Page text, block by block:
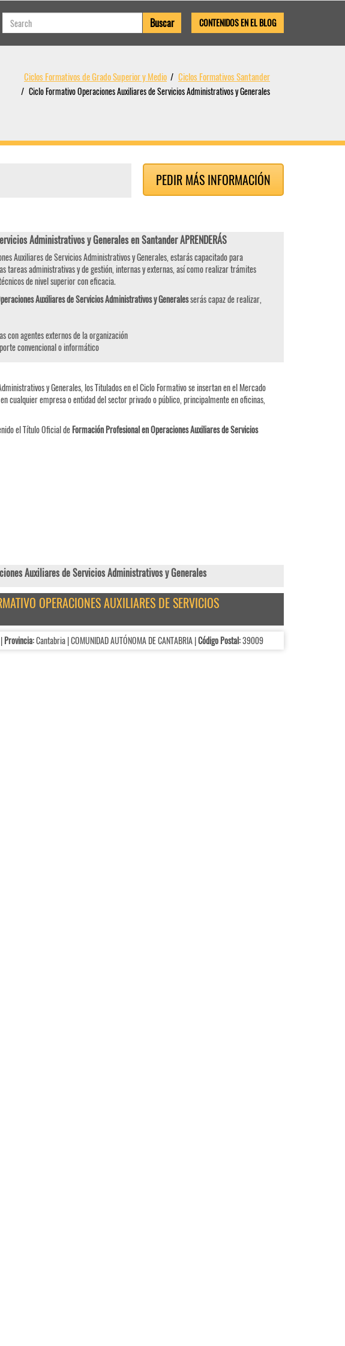
CONTENIDOS EN EL BLOG
Ciclos Formativos de Grado Superior y Medio Ciclos Formativos Santander
Ciclo Formativo Operaciones Auxiliares de Servicios Administrativos y Generales
PEDIR MÁS INFORMACIÓN
Administrativos y Generales en Santander APRENDERÁS
Auxiliares de Servicios Administrativos y Generales, estarás capacitado para
tareas administrativas y de gestión, internas y externas, así como realizar trámites
de nivel superior con eficacia.
Auxiliares de Servicios Administrativos y Generalesserás capaz de realizar,
agentes externos de la organización
convencional o informático
y Generales, los Titulados en el Ciclo Formativo se insertan en el Mercado
cualquier empresa o entidad del sector privado o público, principalmente en oficinas,
el Título Oficial deFormación Profesional en Operaciones Auxiliares de Servicios
Auxiliares de Servicios Administrativos y Generales
OPERACIONES AUXILIARES DE SERVICIOS
Provincia:Cantabria | COMUNIDAD AUTÓNOMA DE CANTABRIA |Código Postal:39009